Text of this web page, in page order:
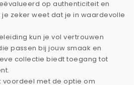
op authenticiteit en
zeker weet dat je in waardevolle
kun je vol vertrouwen
passen bij jouw smaak en
collectie biedt toegang tot
voordeel met de optie om